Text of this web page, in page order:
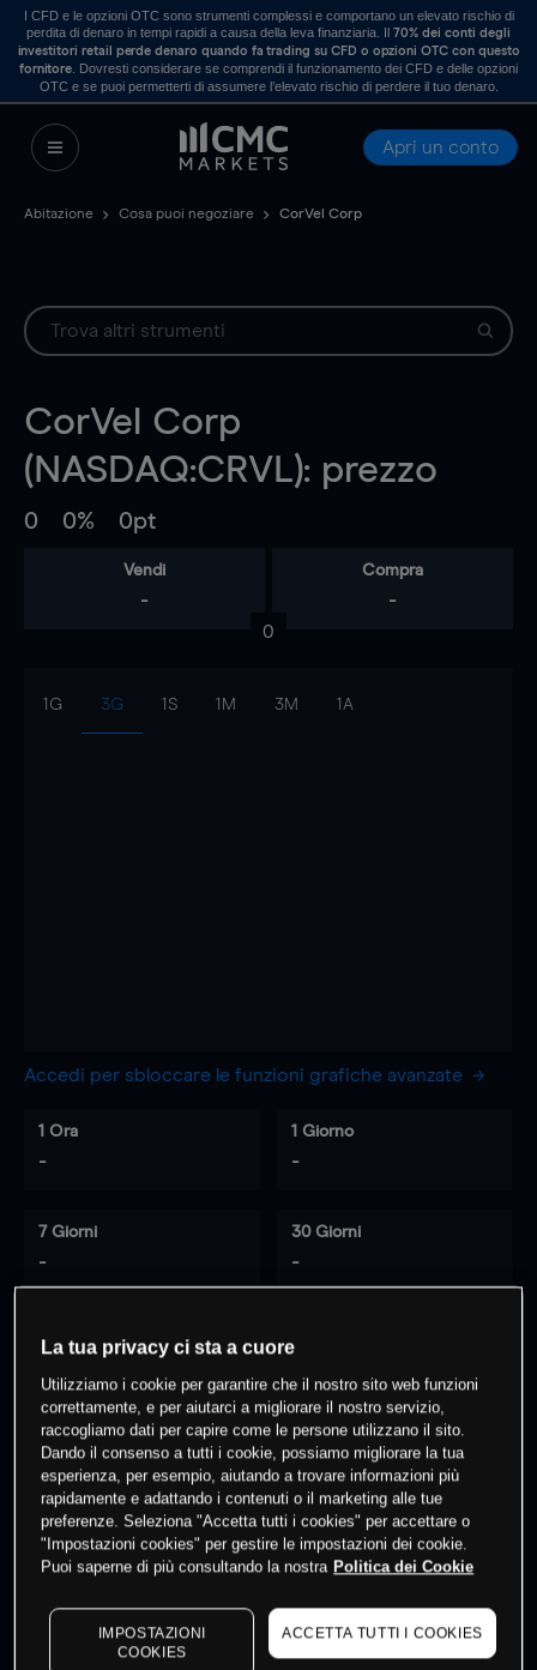
I CFD e le opzioni OTC sono strumenti complessi e comportano un elevato rischio di
perdita di denaro in tempi rapidi a causa della leva finanziaria. Il70% dei conti degli
investitori retail perde denaro quando fa trading su CFD o opzioni OTC con questo
fornitore . Dovresti considerare se comprendi il funzionamento dei CFD e delle opzioni
OTC e se puoi permetterti di assumere l’elevato rischio di perdere il tuo denaro.
Apri un conto
Abitazione Cosa puoi negoziare CorVel Corp
CorVel Corp
(NASDAQ:CRVL): prezzo
0 0% 0pt
Vendi
-
Compra
-
0
1G 3G 1S 1M 3M 1A
Accedi per sbloccare le funzioni grafiche avanzate
1 Ora
-
1 Giorno
-
7 Giorni
-
30 Giorni
-
% dei clienti hanno posizioni
questo prodotto
Fai trading
I prezzi sono solo indicativi. Accediper vedere gli ultimi
dati di mercato
to see latest market data
La tua privacy ci sta a cuore
Utilizziamo i cookie per garantire che il nostro sito web funzioni
correttamente, e per aiutarci a migliorare il nostro servizio,
raccogliamo dati per capire come le persone utilizzano il sito.
Dando il consenso a tutti i cookie, possiamo migliorare la tua
esperienza, per esempio, aiutando a trovare informazioni più
rapidamente e adattando i contenuti o il marketing alle tue
preferenze. Seleziona "Accetta tutti i cookies" per accettare o
"Impostazioni cookies" per gestire le impostazioni dei cookie.
Puoi saperne di più consultando la nostra Politica dei Cookie
IMPOSTAZIONI
COOKIES
ACCETTA TUTTI I COOKIES